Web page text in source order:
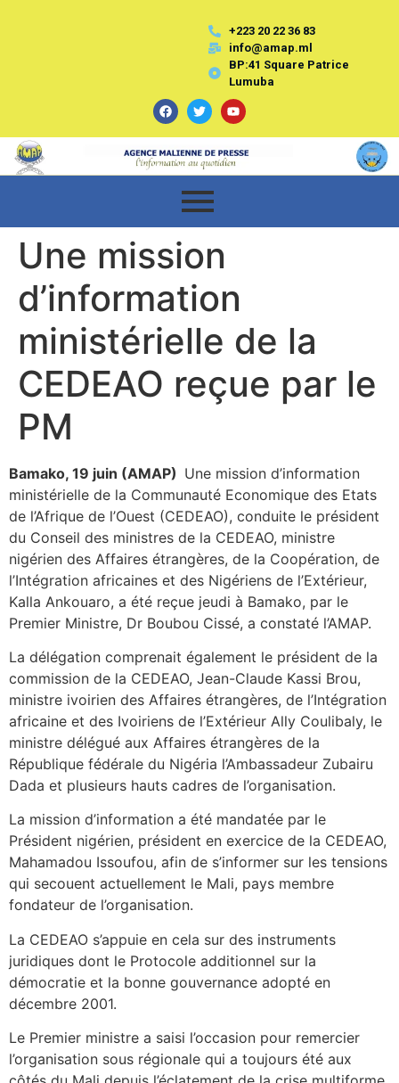
+223 20 22 36 83
info@amap.ml
BP:41 Square Patrice
Lumuba
Une mission
d’information
ministérielle de la
CEDEAO reçue par le
PM
Bamako, 19 juin (AMAP) Une mission d’information
ministérielle de la Communauté Economique des Etats
de l’Afrique de l’Ouest (CEDEAO), conduite le président
du Conseil des ministres de la CEDEAO, ministre
nigérien des Affaires étrangères, de la Coopération, de
l’Intégration africaines et des Nigériens de l’Extérieur,
Kalla Ankouaro, a été reçue jeudi à Bamako, par le
Premier Ministre, Dr Boubou Cissé, a constaté l’AMAP.
La délégation comprenait également le président de la
commission de la CEDEAO, Jean-Claude Kassi Brou,
ministre ivoirien des Affaires étrangères, de l’Intégration
africaine et des Ivoiriens de l’Extérieur Ally Coulibaly, le
ministre délégué aux Affaires étrangères de la
République fédérale du Nigéria l’Ambassadeur Zubairu
Dada et plusieurs hauts cadres de l’organisation.
La mission d’information a été mandatée par le
Président nigérien, président en exercice de la CEDEAO,
Mahamadou Issoufou, afin de s’informer sur les tensions
qui secouent actuellement le Mali, pays membre
fondateur de l’organisation.
La CEDEAO s’appuie en cela sur des instruments
juridiques dont le Protocole additionnel sur la
démocratie et la bonne gouvernance adopté en
décembre 2001.
Le Premier ministre a saisi l’occasion pour remercier
l’organisation sous régionale qui a toujours été aux